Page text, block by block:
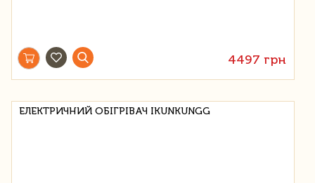
4497 грн
ЕЛЕКТРИЧНИЙ ОБІГРІВАЧ IKUNKUNGG